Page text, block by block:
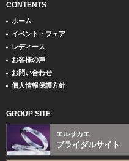
CONTENTS
ホーム
イベント・フェア
レディース
お客様の声
お問い合わせ
個人情報保護方針
GROUP SITE
エルサカエ
ブライダルサイト